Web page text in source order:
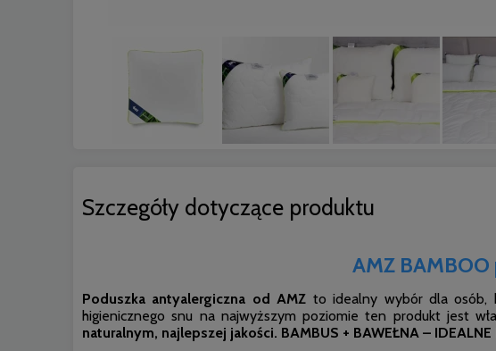
Szczegóły dotyczące produktu
AMZ
Poduszka antyalergiczna od AMZ to idealny wybór dla osób,
higienicznego snu na najwyższym poziomie ten produkt jest
naturalnym, najlepszej jakości. BAMBUS + BAWEŁNA –